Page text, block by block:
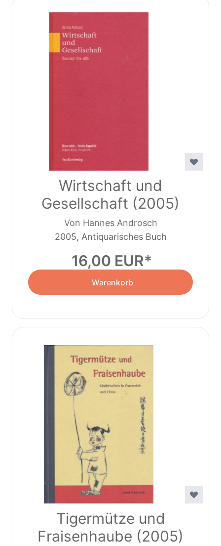
Wirtschaft und
Gesellschaft (2005)
Von Hannes Androsch
2005, Antiquarisches Buch
16,00 EUR
Warenkorb
Tigermütze und
Fraisenhaube (2005)